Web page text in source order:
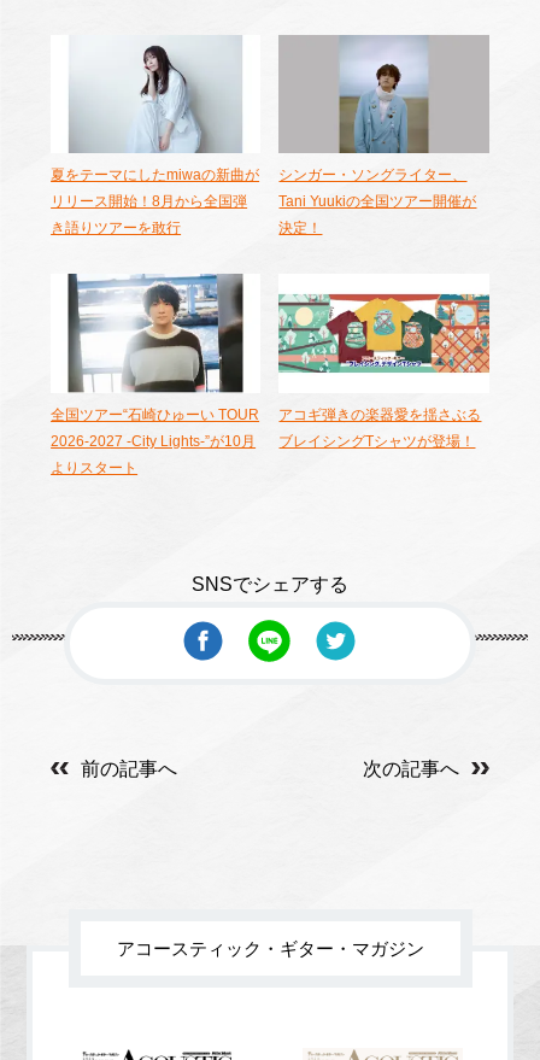
夏をテーマにしたmiwaの新曲が
リリース開始！8月から全国弾
き語りツアーを敢行
シンガー・ソングライター、
Tani Yuukiの全国ツアー開催が
決定！
全国ツアー“石崎ひゅーい TOUR
2026-2027 -City Lights-”が10月
よりスタート
アコギ弾きの楽器愛を揺さぶる
ブレイシングTシャツが登場！
SNSでシェアする
前の記事へ 次の記事へ
アコースティック・ギター・マガジン